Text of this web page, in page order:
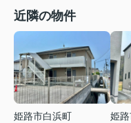
近隣の物件
姫路市白浜町
姫